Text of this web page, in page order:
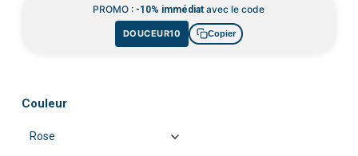
PROMO : -10% immédiat avec le code
DOUCEUR10 Copier
Couleur